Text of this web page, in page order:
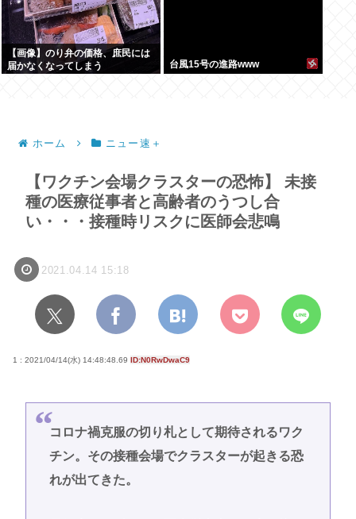
【画像】のり弁の価格、庶民には
届かなくなってしまう
台風15号の進路www
ホーム ニュー速＋
【ワクチン会場クラスターの恐怖】 未接
種の医療従事者と高齢者のうつし合
い・・・接種時リスクに医師会悲鳴
2021.04.14 15:18
1 : 2021/04/14(水) 14:48:48.69 ID:N0RwDwaC9
コロナ禍克服の切り札として期待されるワク
チン。その接種会場でクラスターが起きる恐
れが出てきた。